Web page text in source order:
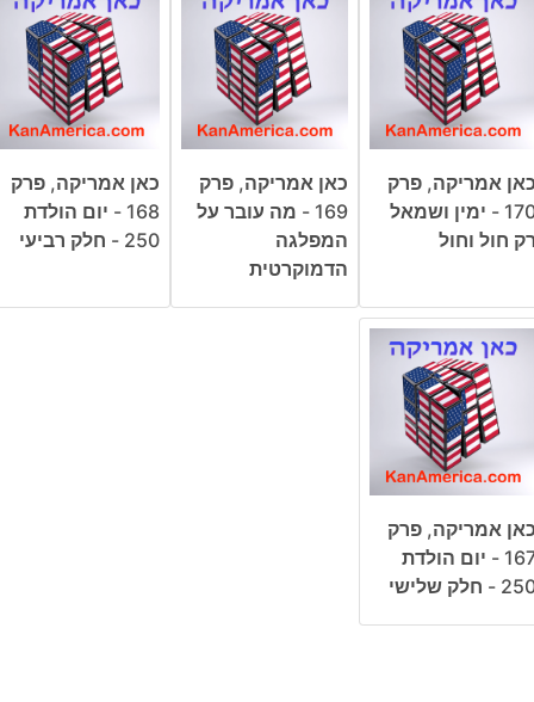
אמריקה, פרק
170 - ימין ושמאל
חול וחול
כאן אמריקה, פרק
169 - מה עובר על
המפלגה
הדמוקרטית
כאן אמריקה, פרק
168 - יום הולדת
250 - חלק רביעי
אמריקה, פרק
167 - יום הולדת
- חלק שלישי